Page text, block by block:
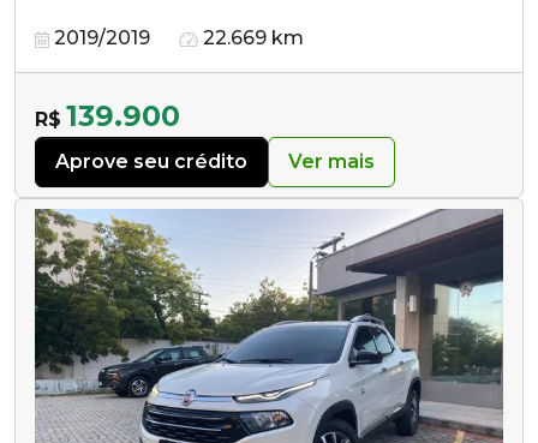
2019/2019 22.669 km
R$ 139.900
Aprove seu crédito Ver mais